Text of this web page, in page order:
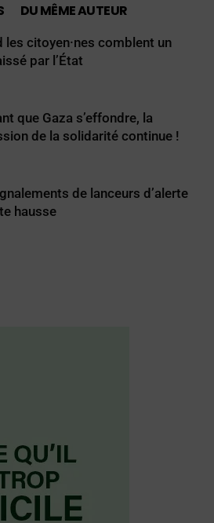
DU MÊME AUTEUR
les citoyen·nes comblent un
par l’État
que Gaza s’effondre, la
de la solidarité continue !
de lanceurs d’alerte
hausse